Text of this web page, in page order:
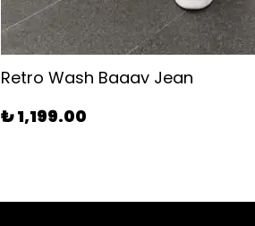
Bel Lastikli Keten Pantolon - Siyah
₺ 899.00